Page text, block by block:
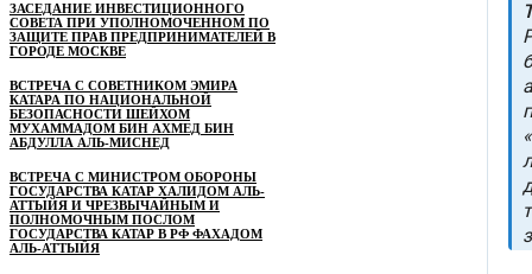
ЗАСЕДАНИЕ ИНВЕСТИЦИОННОГО
СОВЕТА ПРИ УПОЛНОМОЧЕННОМ ПО
ЗАЩИТЕ ПРАВ ПРЕДПРИНИМАТЕЛЕЙ В
ГОРОДЕ МОСКВЕ
ВСТРЕЧА С СОВЕТНИКОМ ЭМИРА
КАТАРА ПО НАЦИОНАЛЬНОЙ
БЕЗОПАСНОСТИ ШЕЙХОМ
МУХАММАДОМ БИН АХМЕД БИН
АБДУЛЛА АЛЬ-МИСНЕД
ВСТРЕЧА С МИНИСТРОМ ОБОРОНЫ
ГОСУДАРСТВА КАТАР ХАЛИДОМ АЛЬ-
АТТЫЙЯ И ЧРЕЗВЫЧАЙНЫМ И
ПОЛНОМОЧНЫМ ПОСЛОМ
ГОСУДАРСТВА КАТАР В РФ ФАХАДОМ
АЛЬ-АТТЫЙЯ